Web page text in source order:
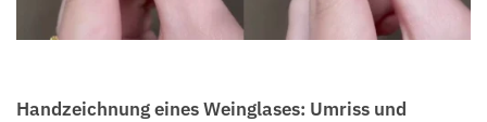
Handzeichnung eines Weinglases: Umriss und